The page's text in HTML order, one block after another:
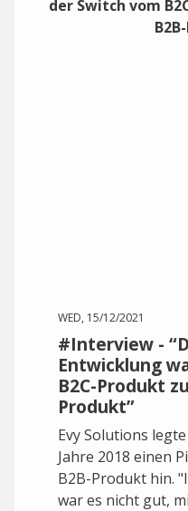
WED, 15/12/2021
#Interview -
Entwicklung
B2C-Produkt
Produkt”
Evy Solutions
Jahre 2018 einen
B2B-Produkt hin.
war es nicht gut,